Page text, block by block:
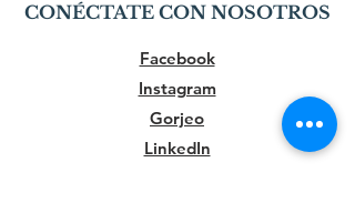
CONÉCTATE CON NOSOTROS
Facebook
Instagram
Gorjeo
LinkedIn